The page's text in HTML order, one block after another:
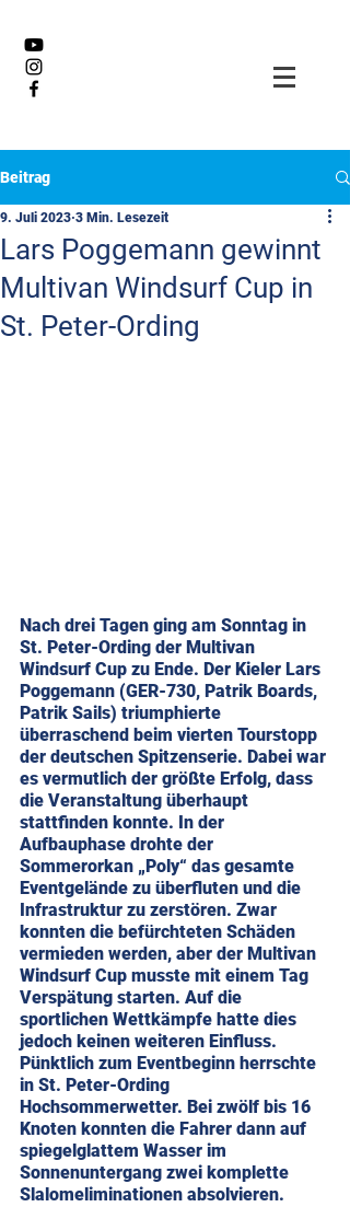
Beitrag
Lars Poggemann gewinnt
Multivan Windsurf Cup in
St. Peter-Ording
9. Juli 2023 3 Min. Lesezeit
Nach drei Tagen ging am Sonntag in
St. Peter-Ording der Multivan
Windsurf Cup zu Ende. Der Kieler Lars
Poggemann (GER-730, Patrik Boards,
Patrik Sails) triumphierte
überraschend beim vierten Tourstopp
der deutschen Spitzenserie. Dabei war
es vermutlich der größte Erfolg, dass
die Veranstaltung überhaupt
stattfinden konnte. In der
Aufbauphase drohte der
Sommerorkan „Poly“ das gesamte
Eventgelände zu überfluten und die
Infrastruktur zu zerstören. Zwar
konnten die befürchteten Schäden
vermieden werden, aber der Multivan
Windsurf Cup musste mit einem Tag
Verspätung starten. Auf die
sportlichen Wettkämpfe hatte dies
jedoch keinen weiteren Einfluss.
Pünktlich zum Eventbeginn herrschte
in St. Peter-Ording
Hochsommerwetter. Bei zwölf bis 16
Knoten konnten die Fahrer dann auf
spiegelglattem Wasser im
Sonnenuntergang zwei komplette
Slalomeliminationen absolvieren.